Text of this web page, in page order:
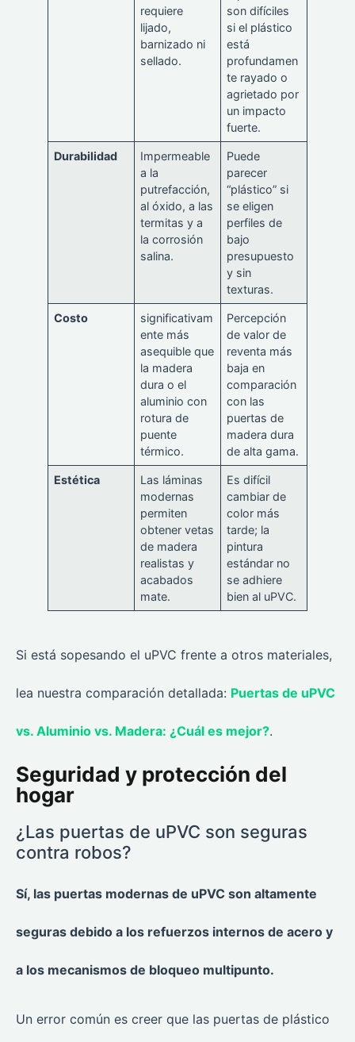
requiere
lijado,
barnizado ni
sellado.
son difíciles
si el plástico
está
profundamen
te rayado o
agrietado por
un impacto
fuerte.
Durabilidad
Impermeable
a la
putrefacción,
al óxido, a las
termitas y a
la corrosión
salina.
Puede
parecer
“plástico” si
se eligen
perfiles de
bajo
presupuesto
y sin
texturas.
Costo
significativam
ente más
asequible que
la madera
dura o el
aluminio con
rotura de
puente
térmico.
Percepción
de valor de
reventa más
baja en
comparación
con las
puertas de
madera dura
de alta gama.
Estética
Las láminas
modernas
permiten
obtener vetas
de madera
realistas y
acabados
mate.
Es difícil
cambiar de
color más
tarde; la
pintura
estándar no
se adhiere
bien al uPVC.
Si está sopesando el uPVC frente a otros materiales,
lea nuestra comparación detallada: Puertas de uPVC
vs. Aluminio vs. Madera: ¿Cuál es mejor?.
Seguridad y protección del
hogar
¿Las puertas de uPVC son seguras
contra robos?
Sí, las puertas modernas de uPVC son altamente
seguras debido a los refuerzos internos de acero y
a los mecanismos de bloqueo multipunto.
Un error común es creer que las puertas de plástico